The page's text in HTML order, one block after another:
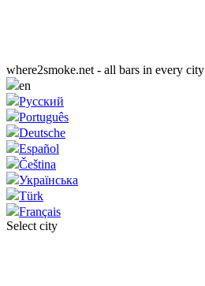
where2smoke.net - all bars in every city
en
Русский
Português
Deutsche
Español
Čeština
Українська
Türk
Français
Select city